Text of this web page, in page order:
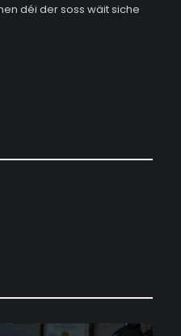
déi der soss wäit siche